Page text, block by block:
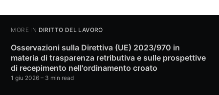
MORE IN DIRITTO DEL LAVORO
Osservazioni sulla Direttiva (UE) 2023/970 in
materia di trasparenza retributiva e sulle prospettive
di recepimento nell'ordinamento croato
1 giu 2026 – 3 min read